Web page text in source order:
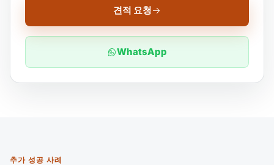
견적 요청
WhatsApp
추가 성공 사례